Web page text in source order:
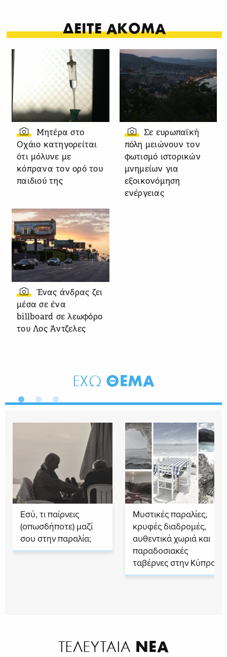
ΔΕΙΤΕ ΑΚΟΜΑ
Μητέρα στο
Οχάιο κατηγορείται
ότι μόλυνε με
κόπρανα τον ορό του
παιδιού της
Σε ευρωπαϊκή
πόλη μειώνουν τον
φωτισμό ιστορικών
μνημείων για
εξοικονόμηση
ενέργειας
Ένας άνδρας ζει
μέσα σε ένα
billboard σε λεωφόρο
του Λος Άντζελες
ΕΧΩ ΘΕΜΑ
Εσύ, τι παίρνεις
(οπωσδήποτε) μαζί
σου στην παραλία;
Μυστικές παραλίες,
κρυφές διαδρομές,
αυθεντικά χωριά και
παραδοσιακές
ταβέρνες στην Κύπρο
ΤΕΛΕΥΤΑΙΑ ΝΕΑ